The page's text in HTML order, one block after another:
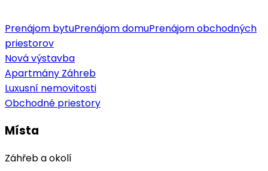
Prenájom bytuPrenájom domuPrenájom obchodných
priestorov
Nová výstavba
Apartmány Záhreb
Luxusní nemovitosti
Obchodné priestory
Místa
Záhřeb a okolí